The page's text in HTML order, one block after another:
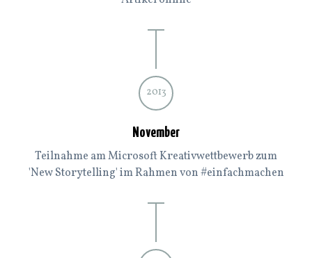
2013
November
Teilnahme am Microsoft Kreativwettbewerb zum
'New Storytelling' im Rahmen von #einfachmachen